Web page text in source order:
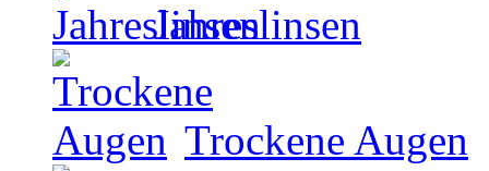
Jahreslinsen
Trockene Augen